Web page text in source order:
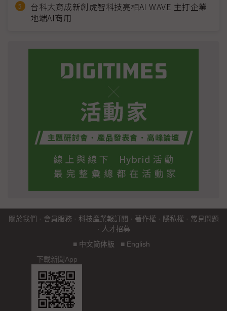
台科大育成新創虎智科技亮相AI WAVE 主打企業
地端AI商用
關於我們 · 會員服務 · 科技產業報訂閱 · 著作權 · 隱私權 · 常見問題
· 人才招募
■ 中文简体版 ■ English
下載新聞App